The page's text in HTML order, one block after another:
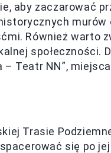
aby zaczarować
murów
Również warto
– Teatr NN”,
Trasie
się po